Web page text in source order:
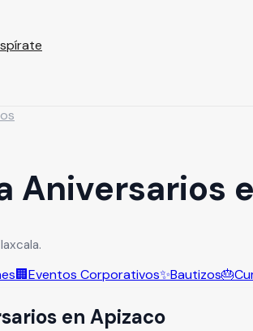
Aniversarios
🏢Eventos Corporativos✨Bautizos🎂
en Apizaco